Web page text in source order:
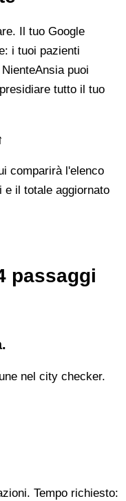
Il tuo Google
i tuoi pazienti
puoi
tutto il tuo
comparirà l'elenco
e il totale aggiornato
passaggi
nel city checker.
Tempo richiesto: